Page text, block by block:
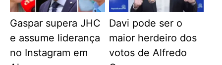
Gaspar supera JHC
e assume liderança
no Instagram em
Davi pode ser o
maior herdeiro dos
votos de Alfredo